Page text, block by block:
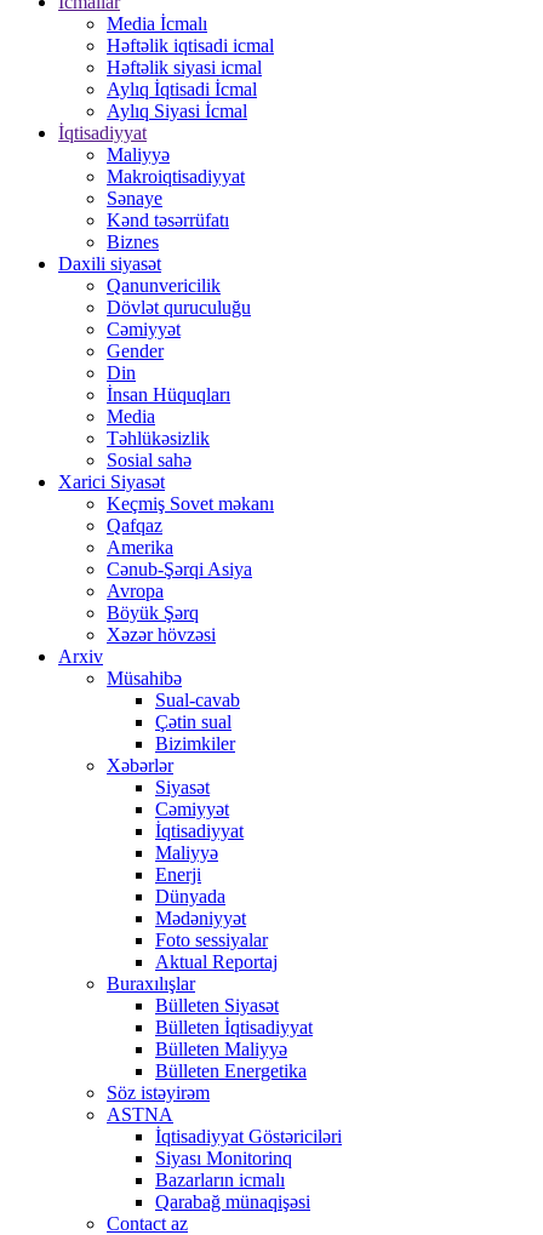
Media İcmalı
Həftəlik iqtisadi icmal
Həftəlik siyasi icmal
Aylıq İqtisadi İcmal
Aylıq Siyasi İcmal
İqtisadiyyat
Maliyyə
Makroiqtisadiyyat
Sənaye
Kənd təsərrüfatı
Biznes
Daxili siyasət
Qanunvericilik
Dövlət quruculuğu
Cəmiyyət
Gender
Din
İnsan Hüquqları
Media
Təhlükəsizlik
Sosial sahə
Xarici Siyasət
Keçmiş Sovet məkanı
Qafqaz
Amerika
Cənub-Şərqi Asiya
Avropa
Böyük Şərq
Xəzər hövzəsi
Arxiv
Müsahibə
Sual-cavab
Çətin sual
Bizimkiler
Xəbərlər
Siyasət
Cəmiyyət
İqtisadiyyat
Maliyyə
Enerji
Dünyada
Mədəniyyət
Foto sessiyalar
Aktual Reportaj
Buraxılışlar
Bülleten Siyasət
Bülleten İqtisadiyyat
Bülleten Maliyyə
Bülleten Energetika
Söz istəyirəm
ASTNA
İqtisadiyyat Göstəriciləri
Siyası Monitorinq
Bazarların icmalı
Qarabağ münaqişəsi
Contact az